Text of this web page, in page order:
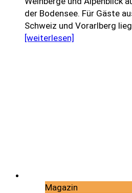
der Bodensee. Für Gäste
Schweiz und Vorarlberg
[weiterlesen]
Magazin